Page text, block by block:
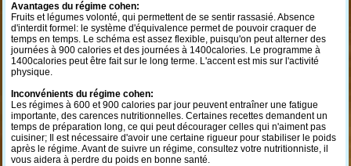
Avantages du régime cohen:
Fruits et légumes volonté, qui permettent de se sentir rassasié. Absence
d'interdit formel: le système d'équivalence permet de pouvoir craquer de
temps en temps. Le schéma est assez flexible, puisqu'on peut alterner des
journées à 900 calories et des journées à 1400calories. Le programme à
1400calories peut être fait sur le long terme. L'accent est mis sur l'activité
physique.
Inconvénients du régime cohen:
Les régimes à 600 et 900 calories par jour peuvent entraîner une fatigue
importante, des carences nutritionnelles. Certaines recettes demandent un
temps de préparation long, ce qui peut décourager celles qui n'aiment pas
cuisiner; Il est nécessaire d'avoir une certaine rigueur pour stabiliser le poids
après le régime. Avant de suivre un régime, consultez votre nutritionniste, il
vous aidera à perdre du poids en bonne santé.